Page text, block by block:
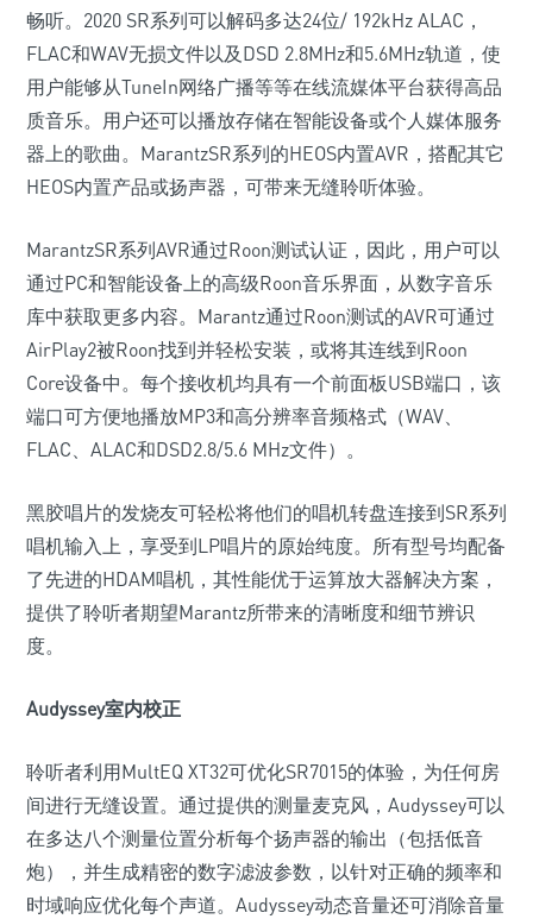
畅听。2020 SR系列可以解码多达24位/ 192kHz ALAC，
FLAC和WAV无损文件以及DSD 2.8MHz和5.6MHz轨道，使
用户能够从TuneIn网络广播等等在线流媒体平台获得高品
质音乐。用户还可以播放存储在智能设备或个人媒体服务
器上的歌曲。MarantzSR系列的HEOS内置AVR，搭配其它
HEOS内置产品或扬声器，可带来无缝聆听体验。
MarantzSR系列AVR通过Roon测试认证，因此，用户可以
通过PC和智能设备上的高级Roon音乐界面，从数字音乐
库中获取更多内容。Marantz通过Roon测试的AVR可通过
AirPlay2被Roon找到并轻松安装，或将其连线到Roon
Core设备中。每个接收机均具有一个前面板USB端口，该
端口可方便地播放MP3和高分辨率音频格式（WAV、
FLAC、ALAC和DSD2.8/5.6 MHz文件）。
黑胶唱片的发烧友可轻松将他们的唱机转盘连接到SR系列
唱机输入上，享受到LP唱片的原始纯度。所有型号均配备
了先进的HDAM唱机，其性能优于运算放大器解决方案，
提供了聆听者期望Marantz所带来的清晰度和细节辨识
度。
Audyssey室内校正
聆听者利用MultEQ XT32可优化SR7015的体验，为任何房
间进行无缝设置。通过提供的测量麦克风，Audyssey可以
在多达八个测量位置分析每个扬声器的输出（包括低音
炮），并生成精密的数字滤波参数，以针对正确的频率和
时域响应优化每个声道。Audyssey动态音量还可消除音量